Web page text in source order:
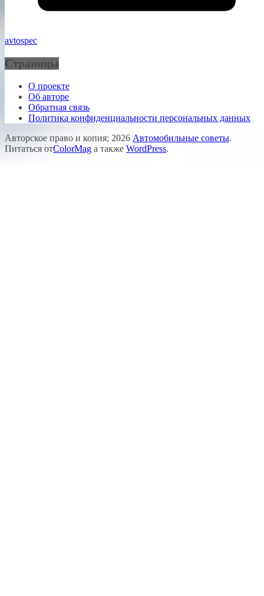
avtospec
Страницы
О проекте
Об авторе
Обратная связь
Политика конфиденциальности персональных данных
Авторское право и копия; 2026 Автомобильные советы.
Питаться отColorMag а также WordPress.